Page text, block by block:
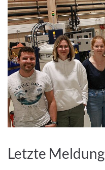
Letzte Meldung